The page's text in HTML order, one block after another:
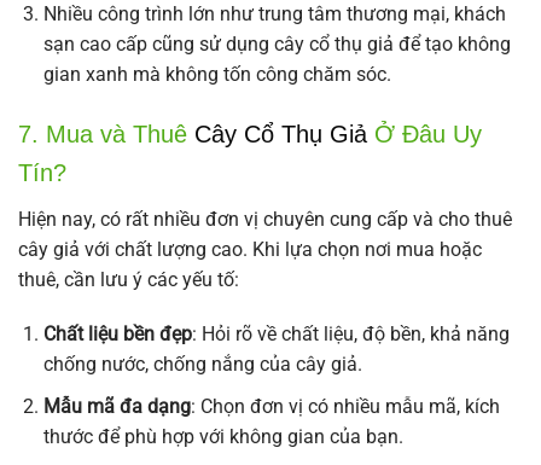
Nhiều công trình lớn như trung tâm thương mại, khách
sạn cao cấp cũng sử dụng cây cổ thụ giả để tạo không
gian xanh mà không tốn công chăm sóc.
7. Mua và Thuê Cây Cổ Thụ Giả Ở Đâu Uy
Tín?
Hiện nay, có rất nhiều đơn vị chuyên cung cấp và cho thuê
cây giả với chất lượng cao. Khi lựa chọn nơi mua hoặc
thuê, cần lưu ý các yếu tố:
Chất liệu bền đẹp: Hỏi rõ về chất liệu, độ bền, khả năng
chống nước, chống nắng của cây giả.
Mẫu mã đa dạng: Chọn đơn vị có nhiều mẫu mã, kích
thước để phù hợp với không gian của bạn.